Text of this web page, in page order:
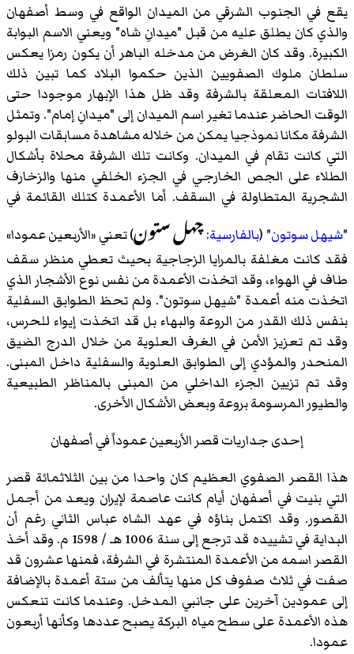
يقع في الجنوب الشرقي من الميدان الواقع في وسط أصفهان
والذي كان يطلق عليه من قبل "ميدانِ شاه" ويعني الاسم البوابة
الكبيرة. وقد كان الغرض من مدخله الباهر أن يكون رمزا يعكس
سلطان ملوك الصفويين الذين حكموا البلاد كما تبين ذلك
اللافتات المعلقة بالشرفة وقد ظل هذا الإبهار موجودا حتى
الوقت الحاضر عندما تغير اسم الميدان إلى "ميدانِ إمام". وتمثل
الشرفة مكانا نموذجيا يمكن من خلاله مشاهدة مسابقات البولو
التي كانت تقام في الميدان. وكانت تلك الشرفة محلاة بأشكال
الطلاء على الجص الخارجي في الجزء الخلفي منها والزخارف
الشجرية المتطاولة في السقف. أما الأعمدة كتلك القائمة في
"شيهل سوتون" (بالفارسية:چهل ستون) تعني «الأربعين عمودا»
فقد كانت مغلفة بالمرايا الزجاجية بحيث تعطي منظر سقف
طاف في الهواء، وقد اتخذت الأعمدة من نفس نوع الأشجار الذي
اتخذت منه أعمدة "شيهل سوتون". ولم تحظ الطوابق السفلية
بنفس ذلك القدر من الروعة والبهاء بل قد اتخذت إيواء للحرس،
وقد تم تعزيز الأمن في الغرف العلوية من خلال الدرج الضيق
المنحدر والمؤدي إلى الطوابق العلوية والسفلية داخل المبنى.
وقد تم تزيين الجزء الداخلي من المبنى بالمناظر الطبيعية
والطيور المرسومة بروعة وبعض الأشكال الأخرى.
إحدى جداريات قصر الأربعين عموداً في أصفهان
هذا القصر الصفوي العظيم كان واحدا من بين الثلاثمائة قصر
التي بنيت في أصفهان أيام كانت عاصمة لإيران ويعد من أجمل
القصور. وقد اكتمل بناؤه في عهد الشاه عباس الثاني رغم أن
البداية في تشييده قد ترجع إلى سنة 1006 هـ / 1598 م. وقد أخذ
القصر اسمه من الأعمدة المنتشرة في الشرفة، فمنها عشرون قد
صفت في ثلاث صفوف كل منها يتألف من ستة أعمدة بالإضافة
إلى عمودين آخرين على جانبي المدخل. وعندما كانت تنعكس
هذه الأعمدة على سطح مياه البركة يصبح عددها وكأنها أربعون
عمودا.